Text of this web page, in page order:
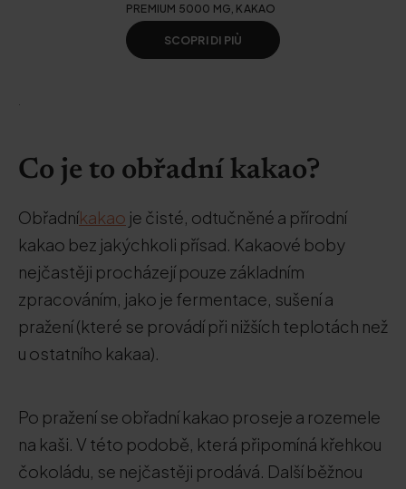
PREMIUM 5000 MG, KAKAO
SCOPRI DI PIÙ
Co je to obřadní kakao?
Obřadníkakao je čisté, odtučněné a přírodní
kakao bez jakýchkoli přísad. Kakaové boby
nejčastěji procházejí pouze základním
zpracováním, jako je fermentace, sušení a
pražení (které se provádí při nižších teplotách než
u ostatního kakaa).
Po pražení se obřadní kakao proseje a rozemele
na kaši. V této podobě, která připomíná křehkou
čokoládu, se nejčastěji prodává. Další běžnou